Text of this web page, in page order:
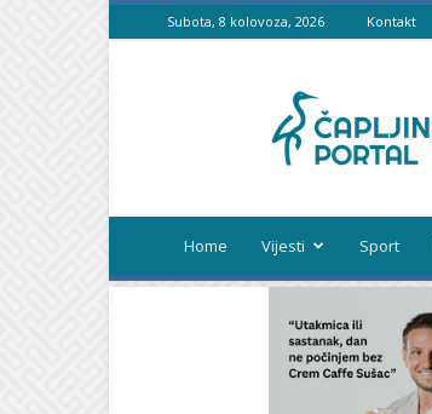
Subota, 8 kolovoza, 2026 Kontakt
portal
Home Vijesti Sport